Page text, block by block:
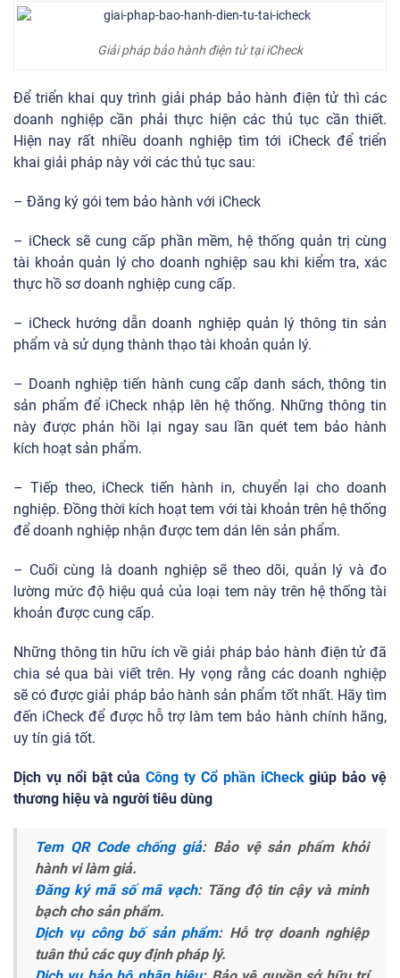
Giải pháp bảo hành điện tử tại iCheck
Để triển khai quy trình giải pháp bảo hành điện tử thì các
doanh nghiệp cần phải thực hiện các thủ tục cần thiết.
Hiện nay rất nhiều doanh nghiệp tìm tới iCheck để triển
khai giải pháp này với các thủ tục sau:
– Đăng ký gói tem bảo hành với iCheck
– iCheck sẽ cung cấp phần mềm, hệ thống quản trị cùng
tài khoản quản lý cho doanh nghiệp sau khi kiểm tra, xác
thực hồ sơ doanh nghiệp cung cấp.
– iCheck hướng dẫn doanh nghiệp quản lý thông tin sản
phẩm và sử dụng thành thạo tài khoản quản lý.
– Doanh nghiệp tiến hành cung cấp danh sách, thông tin
sản phẩm để iCheck nhập lên hệ thống. Những thông tin
này được phản hồi lại ngay sau lần quét tem bảo hành
kích hoạt sản phẩm.
– Tiếp theo, iCheck tiến hành in, chuyển lại cho doanh
nghiệp. Đồng thời kích hoạt tem với tài khoản trên hệ thống
để doanh nghiệp nhận được tem dán lên sản phẩm.
– Cuối cùng là doanh nghiệp sẽ theo dõi, quản lý và đo
lường mức độ hiệu quả của loại tem này trên hệ thống tài
khoản được cung cấp.
Những thông tin hữu ích về giải pháp bảo hành điện tử đã
chia sẻ qua bài viết trên. Hy vọng rằng các doanh nghiệp
sẽ có được giải pháp bảo hành sản phẩm tốt nhất. Hãy tìm
đến iCheck để được hỗ trợ làm tem bảo hành chính hãng,
uy tín giá tốt.
Dịch vụ nổi bật củaCông ty Cổ phần iCheckgiúp bảo vệ
thương hiệu và người tiêu dùng
Tem QR Code chống giả: Bảo vệ sản phẩm khỏi
hành vi làm giả.
Đăng ký mã số mã vạch: Tăng độ tin cậy và minh
bạch cho sản phẩm.
Dịch vụ công bố sản phẩm: Hỗ trợ doanh nghiệp
tuân thủ các quy định pháp lý.